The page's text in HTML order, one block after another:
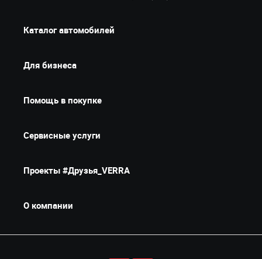
Каталог автомобилей
Для бизнеса
Помощь в покупке
Сервисные услуги
Проекты #Друзья_VERRA
О компании